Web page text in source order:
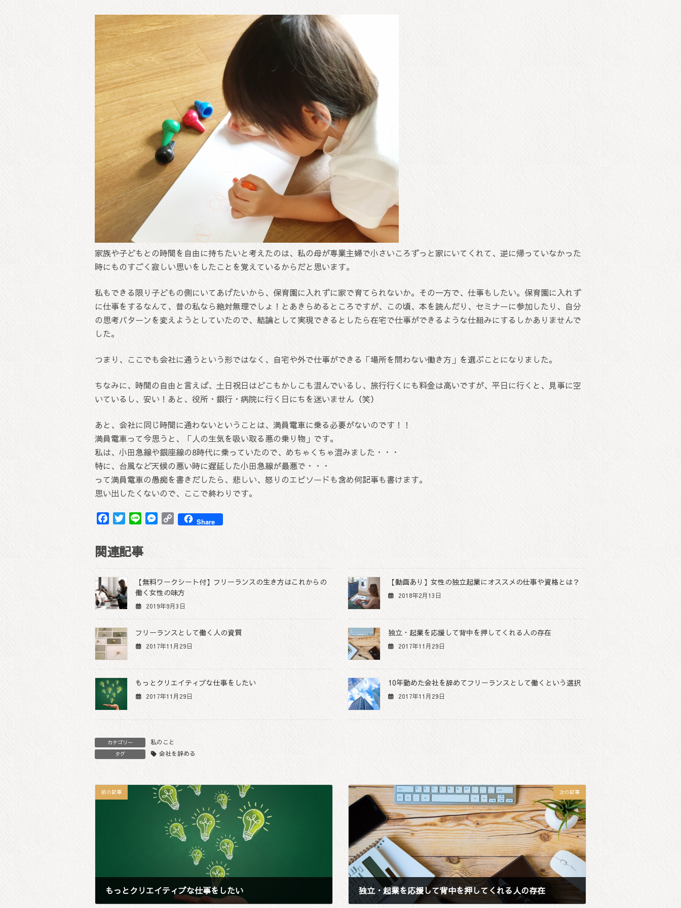
家族や子どもとの時間を自由に持ちたいと考えたのは、私の母が専業主婦で小さいころずっと家にいてくれて、逆に帰っていなかった
時にものすごく寂しい思いをしたことを覚えているからだと思います。
私もできる限り子どもの側にいてあげたいから、保育園に入れずに家で育てられないか。その一方で、仕事もしたい。保育園に入れず
に仕事をするなんて、昔の私なら絶対無理でしょ！とあきらめるところですが、この頃、本を読んだり、セミナーに参加したり、自分
の思考パターンを変えようとしていたので、結論として実現できるとしたら在宅で仕事ができるような仕組みにするしかありませんで
した。
つまり、ここでも会社に通うという形ではなく、自宅や外で仕事ができる「場所を問わない働き方」を選ぶことになりました。
ちなみに、時間の自由と言えば、土日祝日はどこもかしこも混んでいるし、旅行行くにも料金は高いですが、平日に行くと、見事に空
いているし、安い！あと、役所・銀行・病院に行く日にちを迷いません（笑）
あと、会社に同じ時間に通わないということは、満員電車に乗る必要がないのです！！
満員電車って今思うと、「人の生気を吸い取る悪の乗り物」です。
私は、小田急線や銀座線の8時代に乗っていたので、めちゃくちゃ混みました・・・
特に、台風など天候の悪い時に遅延した小田急線が最悪で・・・
って満員電車の愚痴を書きだしたら、悲しい、怒りのエピソードも含め何記事も書けます。
思い出したくないので、ここで終わりです。
e
o
o
k
t
t
e
r
e
M
n
g
e
C
i
n
k
Share
関連記事
【無料ワークシート付】フリーランスの生き方はこれからの
働く女性の味方
2019年9月3日
【動画あり】女性の独立起業にオススメの仕事や資格とは？
2018年2月13日
フリーランスとして働く人の資質
2017年11月29日
独立・起業を応援して背中を押してくれる人の存在
2017年11月29日
もっとクリエイティブな仕事をしたい
2017年11月29日
10年勤めた会社を辞めてフリーランスとして働くという選択
2017年11月29日
カテゴリー 私のこと
タグ 会社を辞める
前の記事
もっとクリエイティブな仕事をしたい
次の記事
独立・起業を応援して背中を押してくれる人の存在